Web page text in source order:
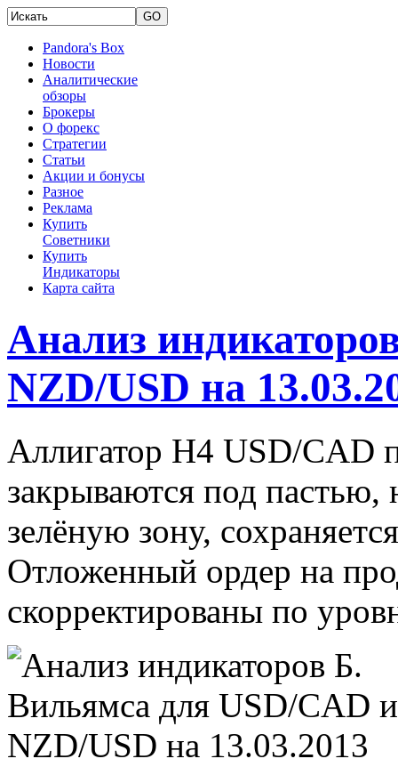
Pandora's Box
Новости
Аналитические
обзоры
Брокеры
О форекс
Стратегии
Статьи
Акции и бонусы
Разное
Реклама
Купить
Советники
Купить
Индикаторы
Карта сайта
Анализ
NZD/USD на
Аллигатор Н4 USD/CAD
закрываются под
зелёную зону,
Отложенный ордер на
скорректированы по